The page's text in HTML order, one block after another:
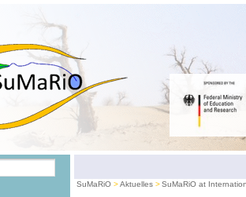
SuMaRiO Aktuelles SuMaRiO at